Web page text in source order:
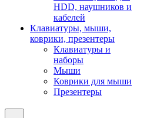
HDD, наушников и
кабелей
Клавиатуры, мыши,
коврики, презентеры
Клавиатуры и
наборы
Мыши
Коврики для мыши
Презентеры